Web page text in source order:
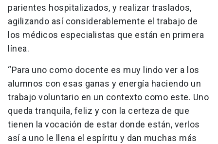
parientes hospitalizados, y realizar traslados,
agilizando así considerablemente el trabajo de
los médicos especialistas que están en primera
línea.
“Para uno como docente es muy lindo ver a los
alumnos con esas ganas y energía haciendo un
trabajo voluntario en un contexto como este. Uno
queda tranquila, feliz y con la certeza de que
tienen la vocación de estar donde están, verlos
así a uno le llena el espíritu y dan muchas más